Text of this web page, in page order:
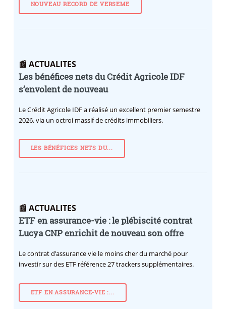
NOUVEAU RECORD DE VERSEME
📰 ACTUALITES
Les bénéfices nets du Crédit Agricole IDF
s’envolent de nouveau
Le Crédit Agricole IDF a réalisé un excellent premier semestre
2026, via un octroi massif de crédits immobiliers.
LES BÉNÉFICES NETS DU...
📰 ACTUALITES
ETF en assurance-vie : le plébiscité contrat
Lucya CNP enrichit de nouveau son offre
Le contrat d’assurance vie le moins cher du marché pour
investir sur des ETF référence 27 trackers supplémentaires.
ETF EN ASSURANCE-VIE :...